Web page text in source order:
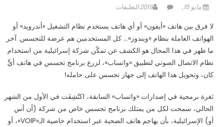
Posted
مايو 15, 2019 Author التعليقاتعلى
تقرصن
«واتساب»:
هواتفكم
جواسيس
عليكم!
لا فرق بين هاتف «أيفون» أو أي هاتف يستخدم نظام التشغيل «أندرويد» أو
الهواتف العاملة بنظام «ويندوز»… كل المستخدمين هم عرضة للتجسس. آخر
ما ظهر في هذا المجال هو الكشف عن تمكّن شركة إسرائيلية من استخدام
نظام الاتصال الصوتي لتطبيق «واتساب»، لزرع برنامج تجسس في هاتف أيٍّ
كان، وتحويل هذا الهاتف إلى جهاز تجسس على حامله!
ثغرة برمجية في إصدارات «واتساب» السابقة، اكتُشِفَت في الأول من الشهر
الحالي، سمحت لكل من يمتلك برنامج تجسس خاص من شركة (أن أس
أو) الإسرائيلية، بأن يهاجم هاتف الضحية عبر استخدام خاصية الـ«VOIP»، أو